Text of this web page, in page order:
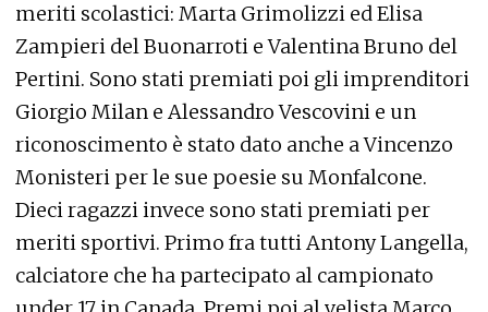
meriti scolastici: Marta Grimolizzi ed Elisa
Zampieri del Buonarroti e Valentina Bruno del
Pertini. Sono stati premiati poi gli imprenditori
Giorgio Milan e Alessandro Vescovini e un
riconoscimento è stato dato anche a Vincenzo
Monisteri per le sue poesie su Monfalcone.
Dieci ragazzi invece sono stati premiati per
meriti sportivi. Primo fra tutti Antony Langella,
calciatore che ha partecipato al campionato